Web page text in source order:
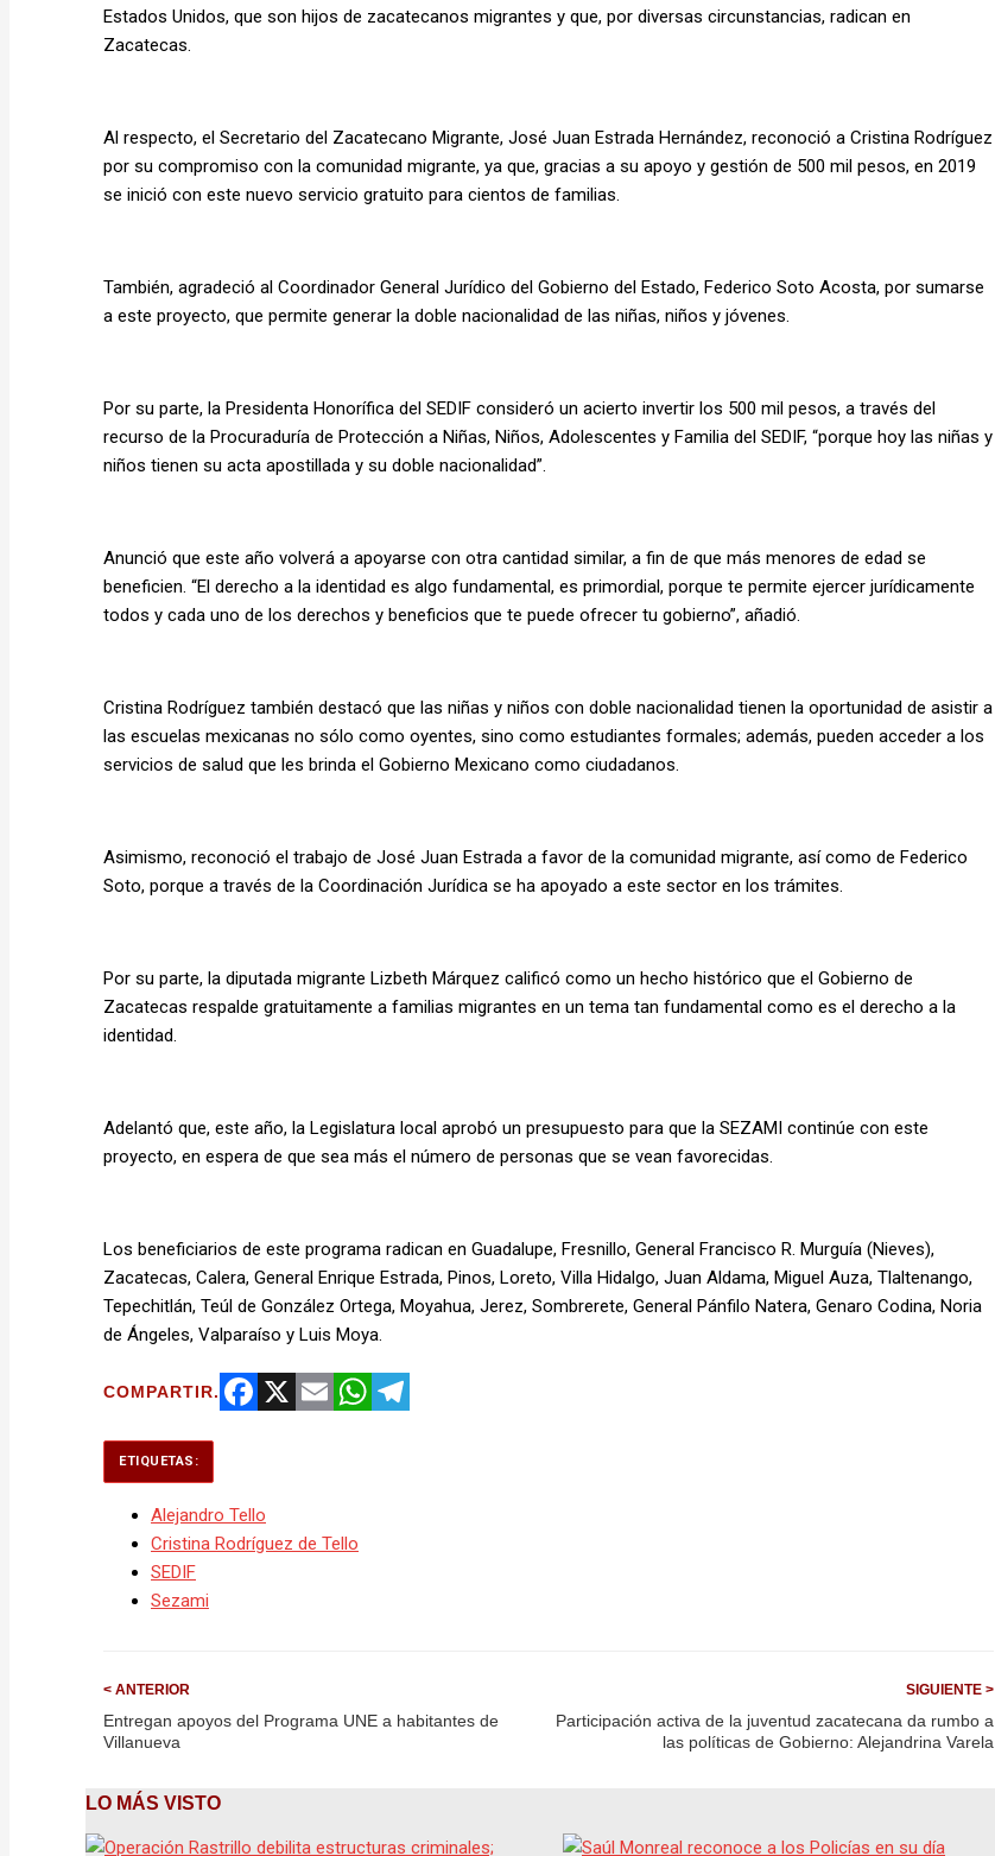
Estados Unidos, que son hijos de zacatecanos migrantes y que, por diversas circunstancias, radican en
Zacatecas.
Al respecto, el Secretario del Zacatecano Migrante, José Juan Estrada Hernández, reconoció a Cristina Rodríguez
por su compromiso con la comunidad migrante, ya que, gracias a su apoyo y gestión de 500 mil pesos, en 2019
se inició con este nuevo servicio gratuito para cientos de familias.
También, agradeció al Coordinador General Jurídico del Gobierno del Estado, Federico Soto Acosta, por sumarse
a este proyecto, que permite generar la doble nacionalidad de las niñas, niños y jóvenes.
Por su parte, la Presidenta Honorífica del SEDIF consideró un acierto invertir los 500 mil pesos, a través del
recurso de la Procuraduría de Protección a Niñas, Niños, Adolescentes y Familia del SEDIF, “porque hoy las niñas y
niños tienen su acta apostillada y su doble nacionalidad”.
Anunció que este año volverá a apoyarse con otra cantidad similar, a fin de que más menores de edad se
beneficien. “El derecho a la identidad es algo fundamental, es primordial, porque te permite ejercer jurídicamente
todos y cada uno de los derechos y beneficios que te puede ofrecer tu gobierno”, añadió.
Cristina Rodríguez también destacó que las niñas y niños con doble nacionalidad tienen la oportunidad de asistir a
las escuelas mexicanas no sólo como oyentes, sino como estudiantes formales; además, pueden acceder a los
servicios de salud que les brinda el Gobierno Mexicano como ciudadanos.
Asimismo, reconoció el trabajo de José Juan Estrada a favor de la comunidad migrante, así como de Federico
Soto, porque a través de la Coordinación Jurídica se ha apoyado a este sector en los trámites.
Por su parte, la diputada migrante Lizbeth Márquez calificó como un hecho histórico que el Gobierno de
Zacatecas respalde gratuitamente a familias migrantes en un tema tan fundamental como es el derecho a la
identidad.
Adelantó que, este año, la Legislatura local aprobó un presupuesto para que la SEZAMI continúe con este
proyecto, en espera de que sea más el número de personas que se vean favorecidas.
Los beneficiarios de este programa radican en Guadalupe, Fresnillo, General Francisco R. Murguía (Nieves),
Zacatecas, Calera, General Enrique Estrada, Pinos, Loreto, Villa Hidalgo, Juan Aldama, Miguel Auza, Tlaltenango,
Tepechitlán, Teúl de González Ortega, Moyahua, Jerez, Sombrerete, General Pánfilo Natera, Genaro Codina, Noria
de Ángeles, Valparaíso y Luis Moya.
COMPARTIR.
ETIQUETAS:
Alejandro Tello
Cristina Rodríguez de Tello
SEDIF
Sezami
< ANTERIOR
Entregan apoyos del Programa UNE a habitantes de
Villanueva
SIGUIENTE >
Participación activa de la juventud zacatecana da rumbo a
las políticas de Gobierno: Alejandrina Varela
LO MÁS VISTO